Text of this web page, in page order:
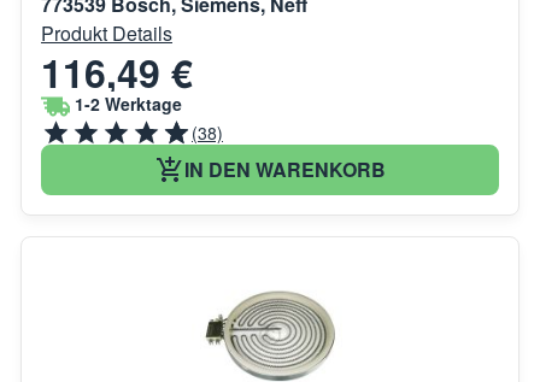
Produkt Details
116,49 €
1-2 Werktage
(38)
IN DEN WARENKORB